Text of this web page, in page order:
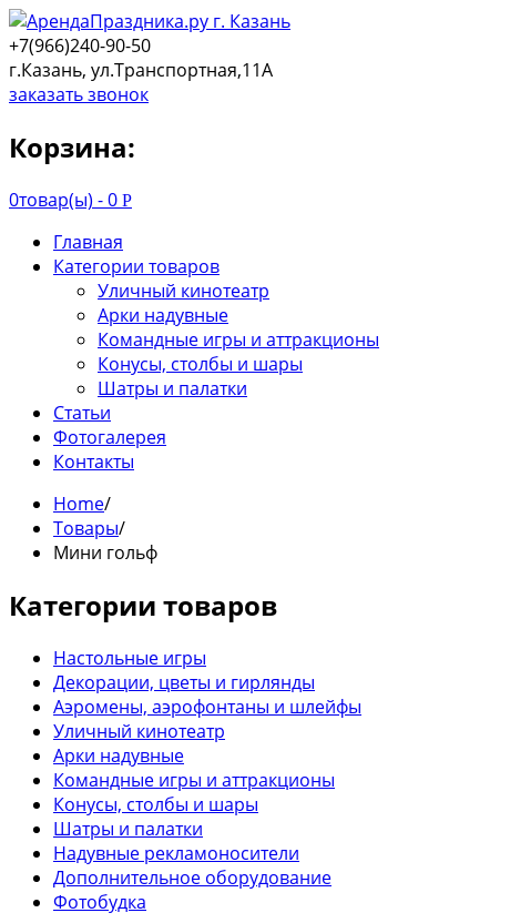
+7(966)240-90-50
г.Казань, ул.Транспортная,11А
заказать звонок
Корзина:
0товар(ы) -0 Р
Главная
Категории товаров
Уличный кинотеатр
Арки надувные
Командные игры и аттракционы
Конусы, столбы и шары
Шатры и палатки
Статьи
Фотогалерея
Контакты
Home/
Товары/
Мини гольф
Категории товаров
Настольные игры
Декорации, цветы и гирлянды
Аэромены, аэрофонтаны и шлейфы
Уличный кинотеатр
Арки надувные
Командные игры и аттракционы
Конусы, столбы и шары
Шатры и палатки
Надувные рекламоносители
Дополнительное оборудование
Фотобудка